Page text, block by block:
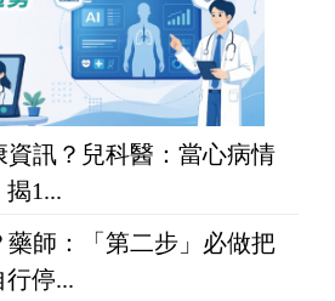
資訊？兒科醫：當心病情
1...
師：「第二步」必做把
停...